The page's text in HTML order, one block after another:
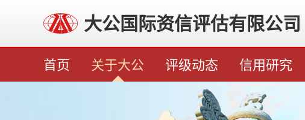
大公国际资信评估有限公司
首页 关于大公 评级动态 信用研究